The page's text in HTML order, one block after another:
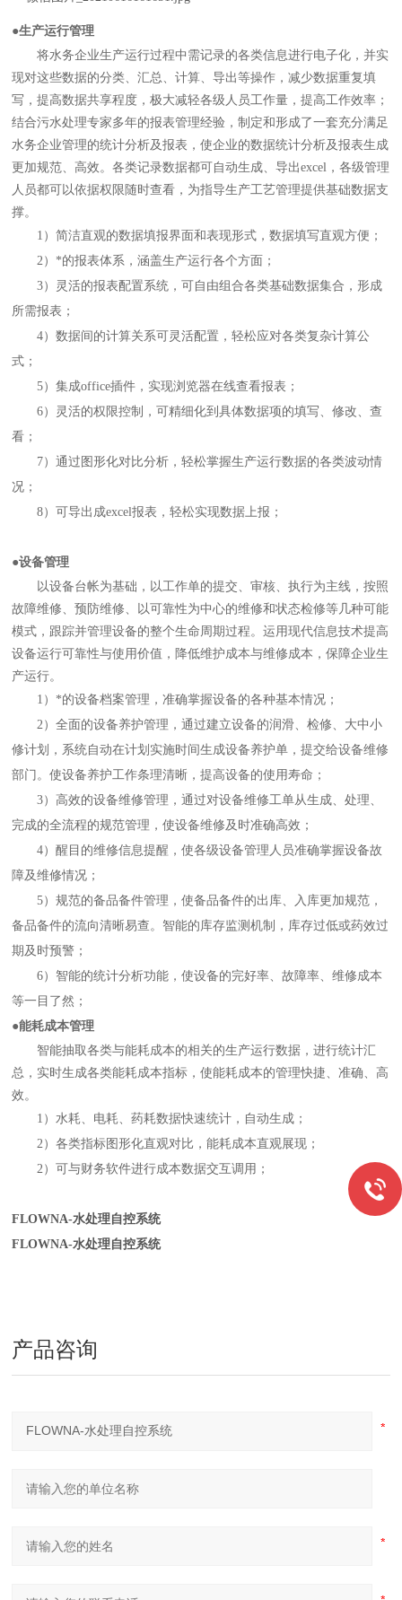
●生产运行管理
将水务企业生产运行过程中需记录的各类信息进行电子化，并实
现对这些数据的分类、汇总、计算、导出等操作，减少数据重复填
写，提高数据共享程度，极大减轻各级人员工作量，提高工作效率；
结合污水处理专家多年的报表管理经验，制定和形成了一套充分满足
水务企业管理的统计分析及报表，使企业的数据统计分析及报表生成
更加规范、高效。各类记录数据都可自动生成、导出excel，各级管理
人员都可以依据权限随时查看，为指导生产工艺管理提供基础数据支
撑。
1）简洁直观的数据填报界面和表现形式，数据填写直观方便；
2）*的报表体系，涵盖生产运行各个方面；
3）灵活的报表配置系统，可自由组合各类基础数据集合，形成
所需报表；
4）数据间的计算关系可灵活配置，轻松应对各类复杂计算公
式；
5）集成office插件，实现浏览器在线查看报表；
6）灵活的权限控制，可精细化到具体数据项的填写、修改、查
看；
7）通过图形化对比分析，轻松掌握生产运行数据的各类波动情
况；
8）可导出成excel报表，轻松实现数据上报；
●设备管理
以设备台帐为基础，以工作单的提交、审核、执行为主线，按照
故障维修、预防维修、以可靠性为中心的维修和状态检修等几种可能
模式，跟踪并管理设备的整个生命周期过程。运用现代信息技术提高
设备运行可靠性与使用价值，降低维护成本与维修成本，保障企业生
产运行。
1）*的设备档案管理，准确掌握设备的各种基本情况；
2）全面的设备养护管理，通过建立设备的润滑、检修、大中小
修计划，系统自动在计划实施时间生成设备养护单，提交给设备维修
部门。使设备养护工作条理清晰，提高设备的使用寿命；
3）高效的设备维修管理，通过对设备维修工单从生成、处理、
完成的全流程的规范管理，使设备维修及时准确高效；
4）醒目的维修信息提醒，使各级设备管理人员准确掌握设备故
障及维修情况；
5）规范的备品备件管理，使备品备件的出库、入库更加规范，
备品备件的流向清晰易查。智能的库存监测机制，库存过低或药效过
期及时预警；
6）智能的统计分析功能，使设备的完好率、故障率、维修成本
等一目了然；
●能耗成本管理
智能抽取各类与能耗成本的相关的生产运行数据，进行统计汇
总，实时生成各类能耗成本指标，使能耗成本的管理快捷、准确、高
效。
1）水耗、电耗、药耗数据快速统计，自动生成；
2）各类指标图形化直观对比，能耗成本直观展现；
2）可与财务软件进行成本数据交互调用；
FLOWNA-水处理自控系统
FLOWNA-水处理自控系统
产品咨询